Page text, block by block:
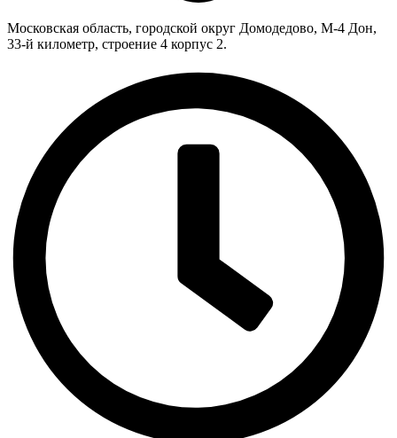
Московская область, городской округ Домодедово, М-4 Дон,
33-й километр, строение 4 корпус 2.